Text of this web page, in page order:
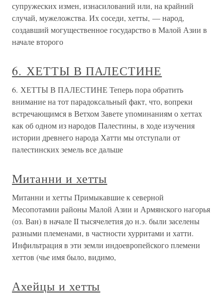
супружеских измен, изнасилований или, на крайний
случай, мужеложства. Их соседи, хетты, — народ,
создавший могущественное государство в Малой Азии в
начале второго
6. ХЕТТЫ В ПАЛЕСТИНЕ
6. ХЕТТЫ В ПАЛЕСТИНЕ Теперь пора обратить
внимание на тот парадоксальный факт, что, вопреки
встречающимся в Ветхом Завете упоминаниям о хеттах
как об одном из народов Палестины, в ходе изучения
истории древнего народа Хатти мы отступали от
палестинских земель все дальше
Митанни и хетты
Митанни и хетты Примыкавшие к северной
Месопотамии районы Малой Азии и Армянского нагорья
(оз. Ван) в начале II тысячелетия до н.э. были заселены
разными племенами, в частности хурритами и хатти.
Инфильтрация в эти земли индоевропейского племени
хеттов (чье имя было, видимо,
Ахейцы и хетты